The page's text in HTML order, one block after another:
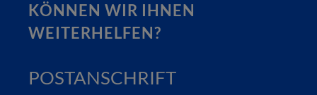
KÖNNEN WIR IHNEN
WEITERHELFEN?
POSTANSCHRIFT